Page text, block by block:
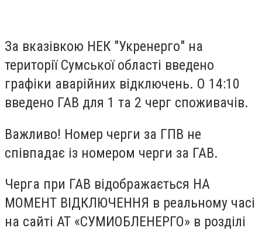
За вказівкою НЕК "Укренерго" на
території Сумської області введено
графіки аварійних відключень. О 14:10
введено ГАВ для 1 та 2 черг споживачів.
Важливо! Номер черги за ГПВ не
співпадає із номером черги за ГАВ.
Черга при ГАВ відображається НА
МОМЕНТ ВІДКЛЮЧЕННЯ в реальному часі
на сайті АТ «СУМИОБЛЕНЕРГО» в розділі